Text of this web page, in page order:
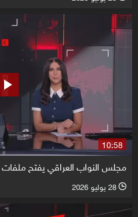
10:58
مجلس النواب العراقي يفتح ملفات
l 28 يوليو 2026